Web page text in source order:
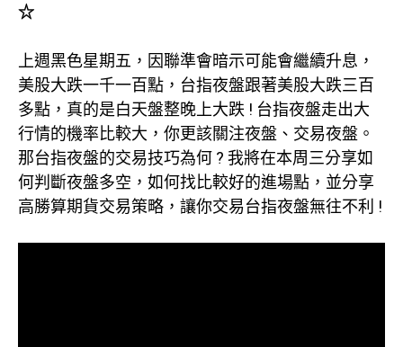
☆
上週黑色星期五，因聯準會暗示可能會繼續升息，
美股大跌一千一百點，台指夜盤跟著美股大跌三百
多點，真的是白天盤整晚上大跌 ! 台指夜盤走出大
行情的機率比較大，你更該關注夜盤、交易夜盤。
那台指夜盤的交易技巧為何 ? 我將在本周三分享如
何判斷夜盤多空，如何找比較好的進場點，並分享
高勝算期貨交易策略，讓你交易台指夜盤無往不利 !